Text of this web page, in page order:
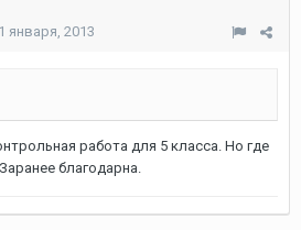
января, 2013
работа для 5 класса. Но где
благодарна.